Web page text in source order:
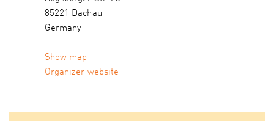
85221 Dachau
Germany
Show map
Organizer website